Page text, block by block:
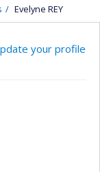
Evelyne REY
your profile